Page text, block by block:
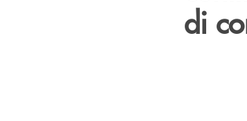
di